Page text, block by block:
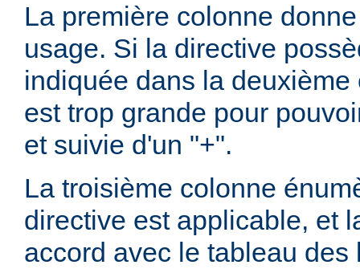
La première colonne
usage. Si la directive
indiquée dans la
est trop grande pour
et suivie d'un "+".
La troisième colonne
directive est applicable, et
accord avec le tableau